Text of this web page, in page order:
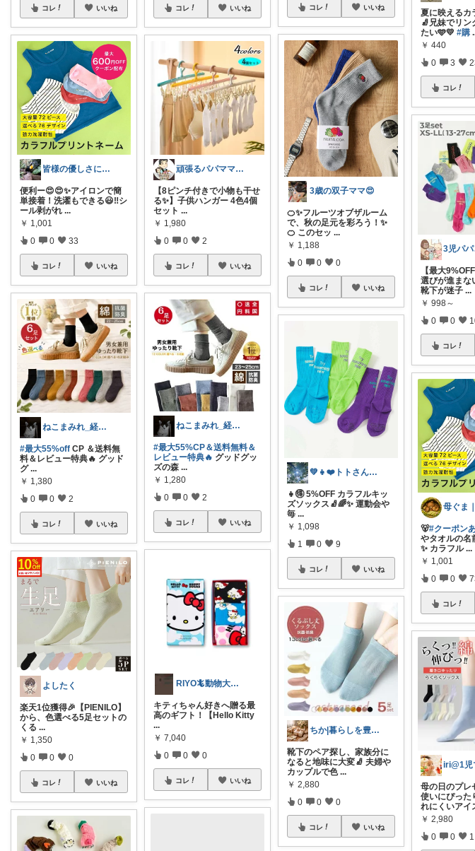
コレ いいね
皆様の優しさに感謝です✨happyミルク
便利ー😍😍✨アイロンで簡
単接着！洗濯もできる😃‼️シ
ール剥がれ ...
￥ 1,001
0 0 33
コレ いいね
ねこまみれ_経由感謝致します🐈
#最大55%off CP ＆送料無
料＆レビュー特典🔥 グッド
グ ...
￥ 1,380
0 0 2
コレ いいね
よしたく
楽天1位獲得🎉【PIENILO】
から、色選べる5足セットの
くる ...
￥ 1,350
0 0 0
コレ いいね
コレ いいね
頑張るパパママ応援隊@育児・子供用品紹介
【8ピンチ付きで小物も干せ
る✨】子供ハンガー 4色4個
セット...
￥ 1,980
0 0 2
コレ いいね
ねこまみれ_経由感謝致します🐈
#最大55%CP＆送料無料＆
レビュー特典🔥 グッドグッ
ズの森...
￥ 1,280
0 0 2
コレ いいね
RIYO🦎動物大好き女です。
キティちゃん好きへ贈る最
高のギフト！【Hello Kitty
...
￥ 7,040
0 0 0
コレ いいね
コレ いいね
3歳の双子ママ😍
🍊✨フルーツオブザルーム
で、秋の足元を彩ろう！✨
🍊 このセッ ...
￥ 1,188
0 0 0
コレ いいね
💚👧❤️トトさん 8月🥵
👧🉐 5%OFF カラフルキッ
ズソックス🧦🌈✨ 運動会や
毎 ...
￥ 1,098
1 0 9
コレ いいね
ちか|暮らしを豊かに、旅を日常に。
靴下のペア探し、家族分に
なると地味に大変🧦 夫婦や
カップルで色 ...
￥ 2,880
0 0 0
コレ いいね
夏に映えるカ
🧦兄妹でリン
たい🩵💛#購
￥ 440
0 3
コレ
【最大
選びが進まな
靴下が迷子 ...
￥ 998～
0 0
コレ
🐻#クーポン
やタオルの名
✨ カラフル ...
￥ 1,001
0 0
コレ
iri@1児
母の日のプレ
使いにぴった
れにくいアイ
￥ 2,980
0 0 1